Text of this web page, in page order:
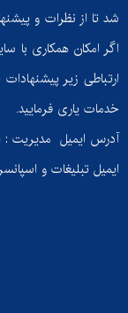
شد تا از نظرات و
اگر امکان همکاری با
ارتباطی زیر
خدمات یاری فرمایید.
آدرس ایمیل مدیریت :
ایمیل تبلیغات و